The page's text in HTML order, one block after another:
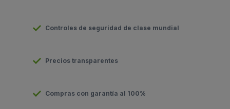
Controles de seguridad de clase mundial
Precios transparentes
Compras con garantía al 100%